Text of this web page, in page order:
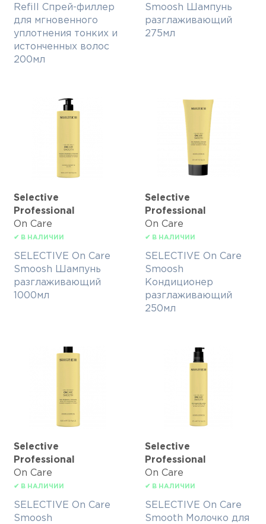
Refill Спрей-филлер
для мгновенного
уплотнения тонких и
истонченных волос
200мл
Smoosh Шампунь
разглаживающий
275мл
Selective
Professional
On Care
✔ В НАЛИЧИИ
SELECTIVE On Care
Smoosh Шампунь
разглаживающий
1000мл
Selective
Professional
On Care
✔ В НАЛИЧИИ
SELECTIVE On Care
Smoosh
Кондиционер
разглаживающий
250мл
Selective
Professional
On Care
✔ В НАЛИЧИИ
SELECTIVE On Care
Smoosh
Selective
Professional
On Care
✔ В НАЛИЧИИ
SELECTIVE On Care
Smooth Молочко для